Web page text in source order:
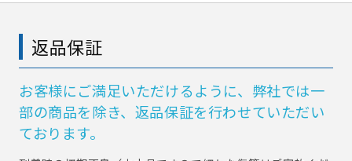
返品保証
お客様にご満足いただけるように、弊社では一
部の商品を除き、返品保証を行わせていただい
ております。